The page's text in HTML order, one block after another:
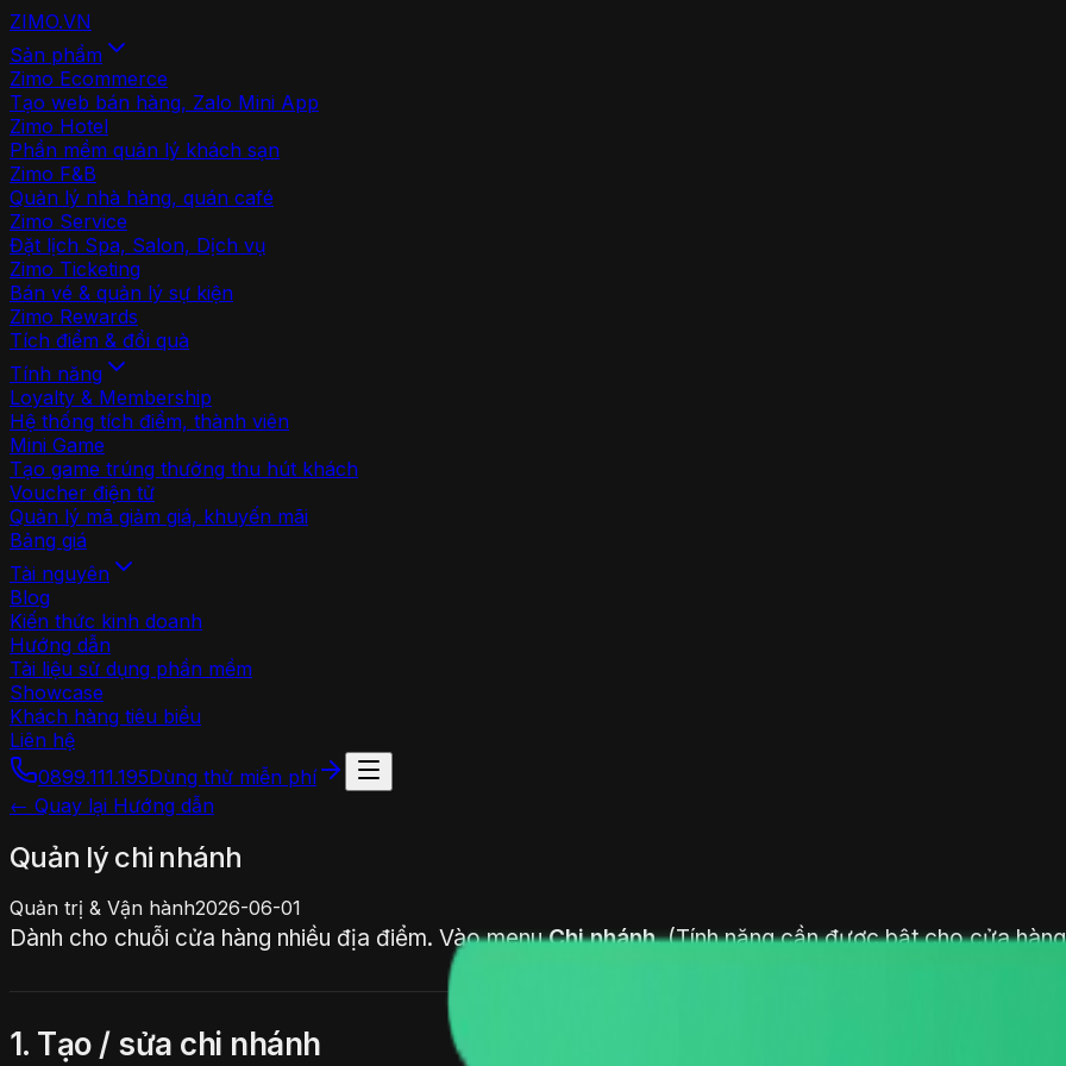
ZIMO.VN
Sản phẩm
Zimo Ecommerce
Tạo web bán hàng, Zalo Mini App
Zimo Hotel
Phần mềm quản lý khách sạn
Zimo F&B
Quản lý nhà hàng, quán café
Zimo Service
Đặt lịch Spa, Salon, Dịch vụ
Zimo Ticketing
Bán vé & quản lý sự kiện
Zimo Rewards
Tích điểm & đổi quà
Tính năng
Loyalty & Membership
Hệ thống tích điểm, thành viên
Mini Game
Tạo game trúng thưởng thu hút khách
Voucher điện tử
Quản lý mã giảm giá, khuyến mãi
Bảng giá
Tài nguyên
Blog
Kiến thức kinh doanh
Hướng dẫn
Tài liệu sử dụng phần mềm
Showcase
Khách hàng tiêu biểu
Liên hệ
0899.111.195Dùng thử miễn phí
← Quay lại Hướng dẫn
Quản lý chi nhánh
Quản trị & Vận hành2026-06-01
Dành cho chuỗi cửa hàng nhiều địa điểm. Vào menuChi nhánh. (Tính năng cần được bật cho cửa
1. Tạo / sửa chi nhánh